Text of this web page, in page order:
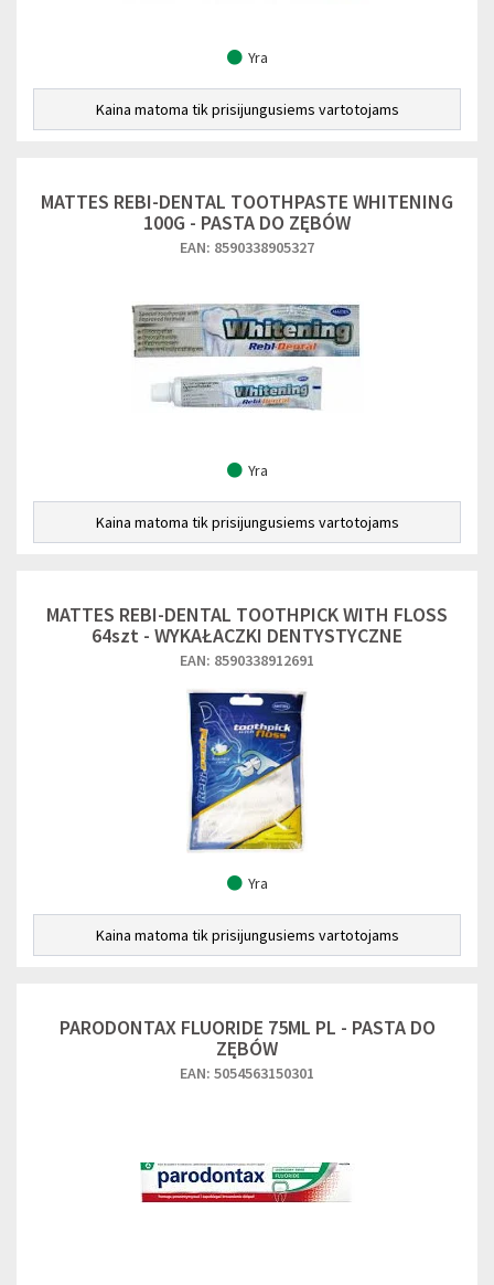
Yra
Kaina matoma tik prisijungusiems vartotojams
MATTES REBI-DENTAL TOOTHPASTE WHITENING
100G - PASTA DO ZĘBÓW
EAN: 8590338905327
Yra
Kaina matoma tik prisijungusiems vartotojams
MATTES REBI-DENTAL TOOTHPICK WITH FLOSS
64szt - WYKAŁACZKI DENTYSTYCZNE
EAN: 8590338912691
Yra
Kaina matoma tik prisijungusiems vartotojams
PARODONTAX FLUORIDE 75ML PL - PASTA DO
ZĘBÓW
EAN: 5054563150301